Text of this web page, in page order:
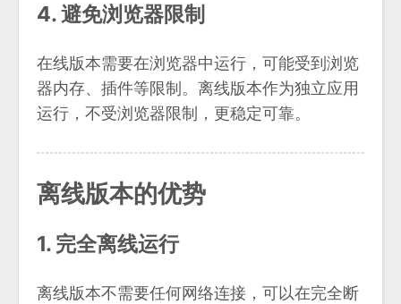
4. 避免浏览器限制
在线版本需要在浏览器中运行，可能受到浏览
器内存、插件等限制。离线版本作为独立应用
运行，不受浏览器限制，更稳定可靠。
离线版本的优势
1. 完全离线运行
离线版本不需要任何网络连接，可以在完全断